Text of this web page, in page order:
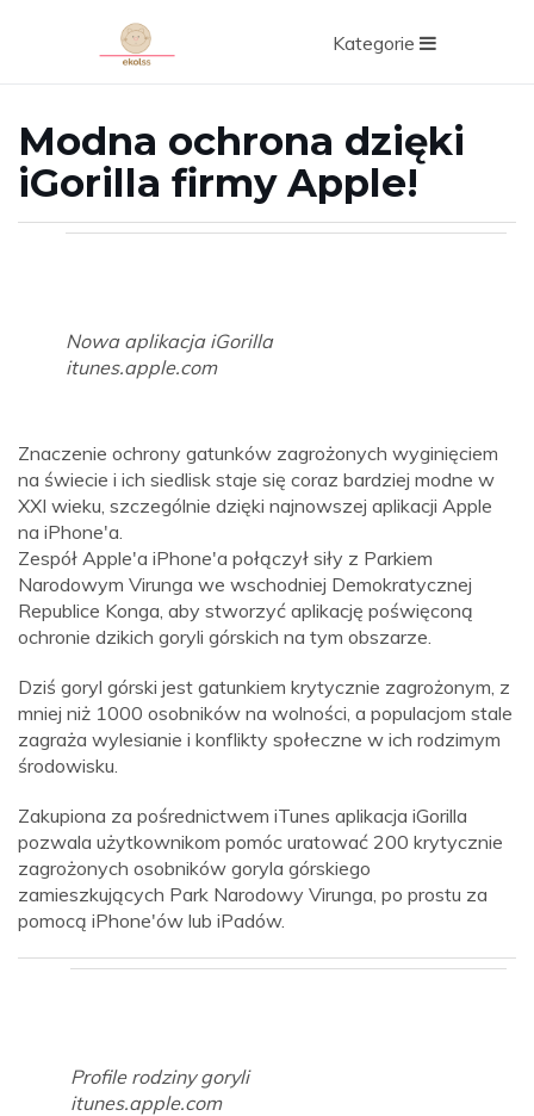
Kategorie
Modna ochrona dzięki
iGorilla firmy Apple!
Nowa aplikacja iGorilla
itunes.apple.com
Znaczenie ochrony gatunków zagrożonych wyginięciem
na świecie i ich siedlisk staje się coraz bardziej modne w
XXI wieku, szczególnie dzięki najnowszej aplikacji Apple
na iPhone'a.
Zespół Apple'a iPhone'a połączył siły z Parkiem
Narodowym Virunga we wschodniej Demokratycznej
Republice Konga, aby stworzyć aplikację poświęconą
ochronie dzikich goryli górskich na tym obszarze.
Dziś goryl górski jest gatunkiem krytycznie zagrożonym, z
mniej niż 1000 osobników na wolności, a populacjom stale
zagraża wylesianie i konflikty społeczne w ich rodzimym
środowisku.
Zakupiona za pośrednictwem iTunes aplikacja iGorilla
pozwala użytkownikom pomóc uratować 200 krytycznie
zagrożonych osobników goryla górskiego
zamieszkujących Park Narodowy Virunga, po prostu za
pomocą iPhone'ów lub iPadów.
Profile rodziny goryli
itunes.apple.com